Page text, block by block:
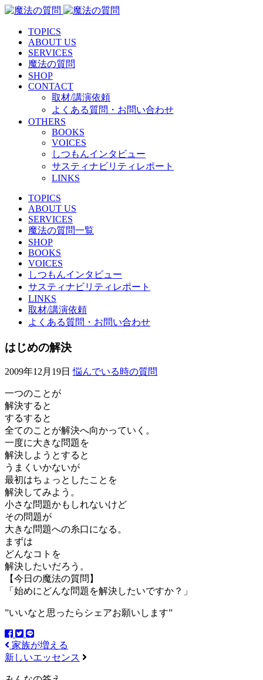
TOPICS
ABOUT US
SERVICES
魔法の質問
SHOP
CONTACT
取材/講演依頼
よくある質問・お問い合わせ
OTHERS
BOOKS
VOICES
しつもんインタビュー
サスティナビリティレポート
LINKS
TOPICS
ABOUT US
SERVICES
魔法の質問一覧
SHOP
BOOKS
VOICES
しつもんインタビュー
サスティナビリティレポート
LINKS
取材/講演依頼
よくある質問・お問い合わせ
はじめの解決
2009年12月19日 悩んでいる時の質問
一つのことが
解決すると
するすると
全てのことが解決へ向かっていく。
一度に大きな問題を
解決しようとすると
うまくいかないが
最初はちょっとしたことを
解決してみよう。
小さな問題かもしれないけど
その問題が
大きな問題への糸口になる。
まずは
どんなコトを
解決したいだろう。
【今日の魔法の質問】
「始めにどんな問題を解決したいですか？」
”いいなと思ったらシェアお願いします”
家族が増える
新しいエッセンス